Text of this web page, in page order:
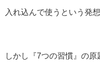
入れ込んで使うという発
しかし『7つの習慣』の原